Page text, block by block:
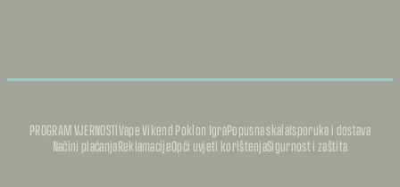
PROGRAM VJERNOSTIVape Vikend Poklon IgraPopusna skalaIsporuka i dostava
Načini plaćanjaReklamacijeOpći uvjeti korištenjaSigurnost i zaštita